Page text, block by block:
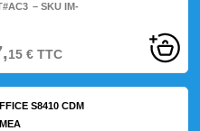
– SKU IM-
15€TTC
S8410 CDM